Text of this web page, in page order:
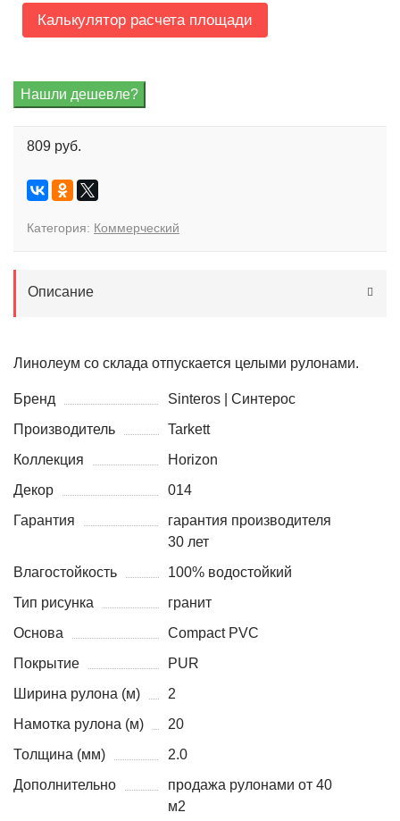
Калькулятор расчета площади
809 руб.
Категория: Коммерческий
Описание
Линолеум со склада отпускается целыми рулонами.
Бренд
Sinteros | Синтерос
Производитель
Tarkett
Коллекция
Horizon
Декор
014
Гарантия
гарантия производителя
30 лет
Влагостойкость
100% водостойкий
Тип рисунка
гранит
Основа
Compact PVC
Покрытие
PUR
Ширина рулона (м)
2
Намотка рулона (м)
20
Толщина (мм)
2.0
Дополнительно
продажа рулонами от 40
м2